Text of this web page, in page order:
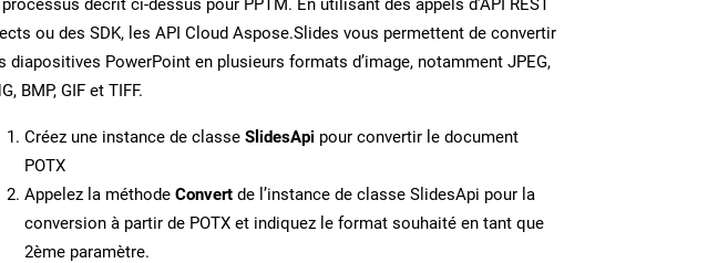
ou des SDK, les API Cloud Aspose.Slides vous permettent de convertir
diapositives PowerPoint en plusieurs formats d’image, notamment JPEG,
BMP, GIF et TIFF.
Créez une instance de classe SlidesApi pour convertir le document
POTX
Appelez la méthode Convert de l’instance de classe SlidesApi pour la
conversion à partir de POTX et indiquez le format souhaité en tant que
2ème paramètre.